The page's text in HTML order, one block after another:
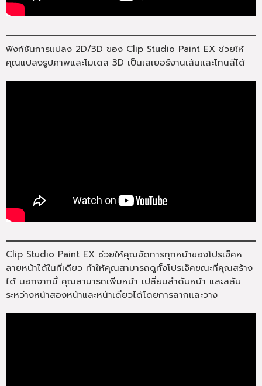
ฟังก์ชันการแปลง 2D/3D ของ Clip Studio Paint EX ช่วยให้
คุณแปลงรูปภาพและโมเดล 3D เป็นเลเยอร์งานเส้นและโทนสีได้
Clip Studio Paint EX ช่วยให้คุณจัดการทุกหน้าของโปรเจ็คห
ลายหน้าได้ในที่เดียว ทำให้คุณสามารถดูทั้งโปรเจ็คขณะที่คุณสร้าง
ได้ นอกจากนี้ คุณสามารถเพิ่มหน้า เปลี่ยนลำดับหน้า และสลับ
ระหว่างหน้าสองหน้าและหน้าเดี่ยวได้โดยการลากและวาง